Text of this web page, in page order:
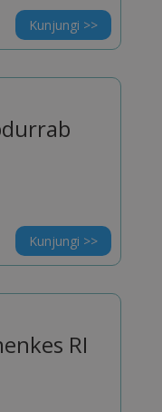
Kunjungi >>
Kunjungi >>
RI